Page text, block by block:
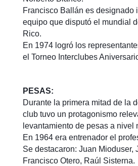
Francisco Ballán es designado
equipo que disputó el mundial
Rico.
En 1974 logró los
el Torneo Interclubes
PESAS:
Durante la primera mitad de la
club tuvo un protagonismo
levantamiento de pesas a nivel
En 1964 era entrenador el
Se destacaron: Juan Mioduser,
Francisco Otero, Raúl Sisterna.